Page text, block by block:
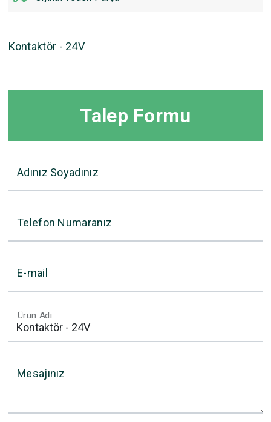
Kontaktör - 24V
Talep Formu
Adınız Soyadınız
Telefon Numaranız
E-mail
Ürün Adı
Mesajınız